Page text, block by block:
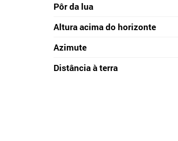
Pôr da lua
Altura acima do horizonte
Azimute
Distância à terra